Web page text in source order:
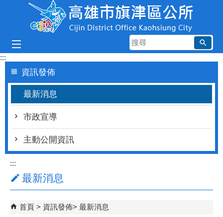
跳到主要內容區塊
搜
尋
:::
資訊發佈
最新消息
市政宣導
主動公開資訊
:::
最新消息
首頁 資訊發佈 最新消息